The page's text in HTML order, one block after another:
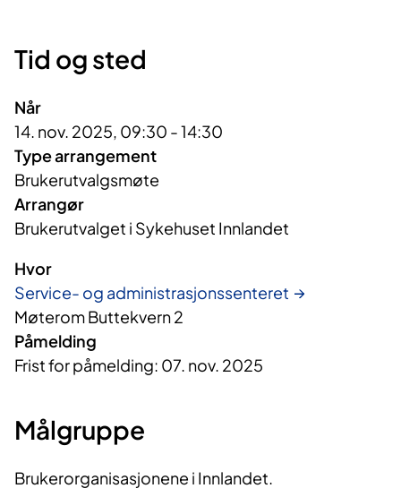
Tid og sted
Når
14. nov. 2025, 09:30 - 14:30
Type arrangement
Brukerutvalgsmøte
Arrangør
Brukerutvalget i Sykehuset Innlandet
Hvor
Service- og administrasjonssenteret
Møterom Buttekvern 2
Påmelding
Frist for påmelding: 07. nov. 2025
Målgruppe
Brukerorganisasjonene i Innlandet.